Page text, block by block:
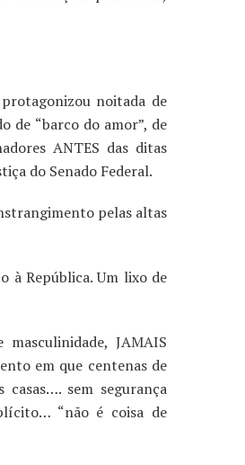
noitada de
de “barco do amor”, de
ANTES das ditas
do Senado Federal.
pelas altas
à República. Um lixo de
JAMAIS
em que centenas de
casas…. sem segurança
“não é coisa de